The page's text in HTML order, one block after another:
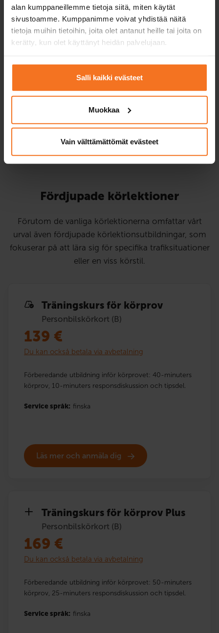
alan kumppaneillemme tietoja siitä, miten käytät
sivustoamme. Kumppanimme voivat yhdistää näitä
tietoja muihin tietoihin, joita olet antanut heille tai joita on
kerätty, kun olet käyttänyt heidän palvelujaan.
Salli kaikki evästeet
Muokkaa
Vain välttämättömät evästeet
Personbilskörkort (B)
564€
Du kan också betala via avbetalning
Service språk: finska
Läs mer och anmäla dig
Fördjupade körlektioner
Förutom de vanliga körlektionerna omfattar vårt
urval även fördjupade körlektionsutbildningar, som
fokuserar på att lära sig för specifika trafiksituationer
eller en viss körstil.
Träningskurs för körprov
Personbilskörkort (B)
139 €
Du kan också betala via avbetalning
Förberedande utbildning inför körprovet: 40-minuters
körprov, 10-minuters responsdiskussion och tipsdel.
Service språk: finska
Läs mer och anmäla dig
Träningskurs för körprov Plus
Personbilskörkort (B)
169 €
Du kan också betala via avbetalning
Förberedande utbildning inför körprovet: 50-minuters
körprov, 25-minuters responsdiskussion och tipsdel.
Service språk: finska